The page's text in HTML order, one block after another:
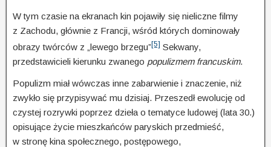
W tym czasie na ekranach kin pojawiły się nieliczne filmy
z Zachodu, głównie z Francji, wśród których dominowały
obrazy twórców z „lewego brzegu”[5] Sekwany,
przedstawicieli kierunku zwanego populiz­mem francuskim.
Populizm miał wówczas inne zabarwienie i znaczenie, niż
zwykło się przypisywać mu dzisiaj. Przeszedł ewolucję od
czystej rozrywki poprzez dzieła o tematyce ludowej (lata 30.)
opisujące życie mieszkańców paryskich przedmieść,
w stronę kina społecznego, postępowego,